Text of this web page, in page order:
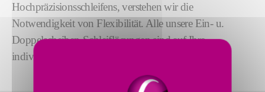
Hochpräzisionsschleifens, verstehen wir die
Notwendigkeit von Flexibilität. Alle unsere Ein- u.
Doppelscheiben-Schleiflösungen sind auf Ihre
individuellen Anforderungen abgestimmt.